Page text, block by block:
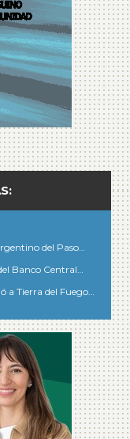
del Paso…
Banco Central…
a Tierra del Fuego…